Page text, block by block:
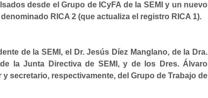
desde el Grupo de ICyFA de la SEMI y un nuevo
RICA 2 (que actualiza el registro RICA 1).
de la SEMI, el Dr. Jesús Díez Manglano, de la Dra.
la Junta Directiva de SEMI, y de los Dres. Álvaro
secretario, respectivamente, del Grupo de Trabajo de